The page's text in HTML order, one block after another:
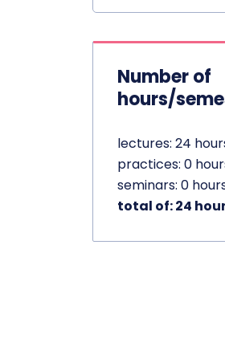
Number of
hours/
lectures: 24
practices: 0
seminars: 0
total of: 24